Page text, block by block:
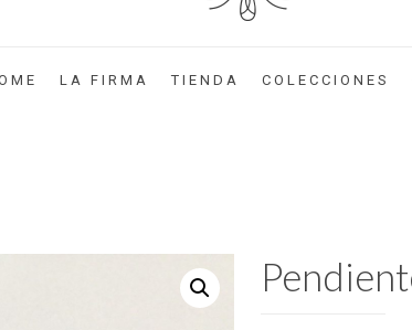
LA FIRMA TIENDA COLECCIONES